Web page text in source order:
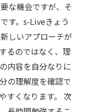
な機会ですが、そ
す。s-Liveきょう
しいアプローチが
るのではなく、理
内容を自分なりに
の理解度を確認で
すくなります。 次